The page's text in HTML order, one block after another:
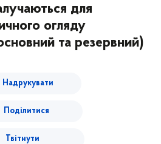
для
огляду
та резервний)
Надрукувати
Поділитися
Твітнути